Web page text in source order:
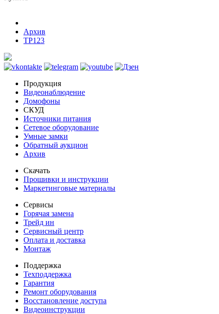
Архив
TP123
Продукция
Видеонаблюдение
Домофоны
СКУД
Источники питания
Сетевое оборудование
Умные замки
Обратный аукцион
Архив
Скачать
Прошивки и инструкции
Маркетинговые материалы
Сервисы
Горячая замена
Трейд ин
Сервисный центр
Оплата и доставка
Монтаж
Поддержка
Техподдержка
Гарантия
Ремонт оборудования
Восстановление доступа
Видеоинструкции